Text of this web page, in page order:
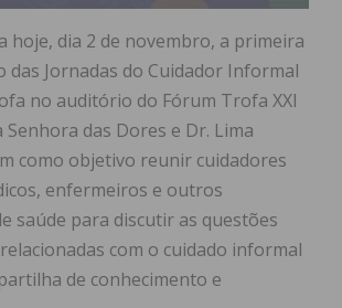
hoje, dia 2 de novembro, a primeira
das Jornadas do Cuidador Informal
no auditório do Fórum Trofa XXI
Senhora das Dores e Dr. Lima
como objetivo reunir cuidadores
enfermeiros e outros
saúde para discutir as questões
com o cuidado informal
de conhecimento e